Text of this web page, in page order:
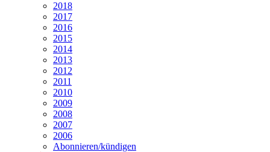
2018
2017
2016
2015
2014
2013
2012
2011
2010
2009
2008
2007
2006
Abonnieren/kündigen